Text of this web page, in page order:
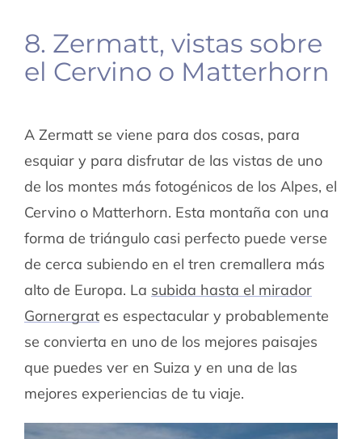
8. Zermatt, vistas sobre
el Cervino o Matterhorn
A Zermatt se viene para dos cosas, para
esquiar y para disfrutar de las vistas de uno
de los montes más fotogénicos de los Alpes, el
Cervino o Matterhorn. Esta montaña con una
forma de triángulo casi perfecto puede verse
de cerca subiendo en el tren cremallera más
alto de Europa. La subida hasta el mirador
Gornergrates espectacular y probablemente
se convierta en uno de los mejores paisajes
que puedes ver en Suiza y en una de las
mejores experiencias de tu viaje.